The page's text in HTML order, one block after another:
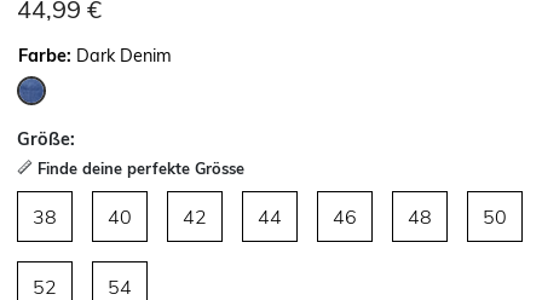
44,99 €
Farbe: Dark Denim
Größe:
Finde deine perfekte Grösse
38 40 42 44 46 48 50
52 54